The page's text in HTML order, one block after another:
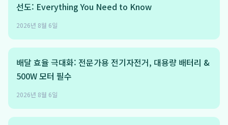
선도: Everything You Need to Know
2026년 8월 6일
배달 효율 극대화: 전문가용 전기자전거, 대용량 배터리 &
500W 모터 필수
2026년 8월 6일